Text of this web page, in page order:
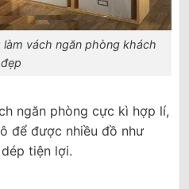
vách ngăn phòng khách
đẹp
ngăn phòng cực kì hợp lí,
để được nhiều đồ như
tiện lợi.